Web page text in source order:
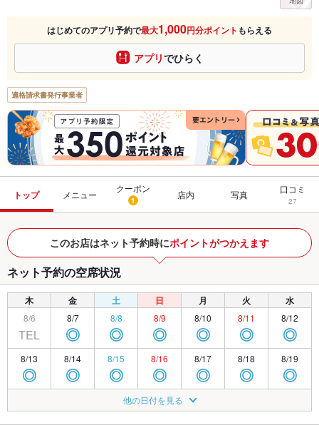
はじめてのアプリ予約で最大1,000円分ポイント もらえる
アプリでひらく
適格請求書発行事業者
トップ メニュー
クーポン
1 店内 写真 口コミ
27
このお店はネット予約時にポイントがつかえます
ネット予約の空席状況
木 金 土 日 月 火 水
8/6
TEL
8/7
◎
8/8
◎
8/9
◎
8/10
◎
8/11
◎
8/12
◎
8/13
◎
8/14
◎
8/15
◎
8/16
◎
8/17
◎
8/18
◎
8/19
◎
◎ ◎
8/22
◎
8/23
◎
8/24
◎ ◎ ◎
他の日付を見る